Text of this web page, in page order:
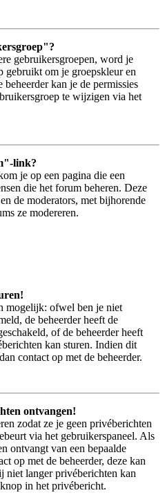
gebruikersgroepen, word je
gebruikt om je groepskleur en
beheerder kan je de permissies
te wijzigen via het
link?
je op een pagina die een
die het forum beheren. Deze
de moderators, met bijhorende
ze modereren.
mogelijk: ofwel ben je niet
de beheerder heeft de
of de beheerder heeft
kan sturen. Indien dit
contact op met de beheerder.
ontvangen!
zodat ze je geen privéberichten
via het gebruikerspaneel. Als
ontvangt van een bepaalde
op met de beheerder, deze kan
niet langer privéberichten kan
in het privébericht.